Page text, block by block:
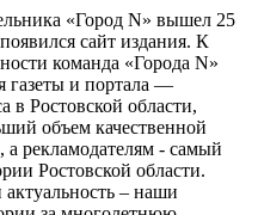
«Город N» вышел 25
сайт издания. К
команда «Города N»
газеты и портала —
в Ростовской области,
объем качественной
рекламодателям - самый
Ростовской области.
– наши